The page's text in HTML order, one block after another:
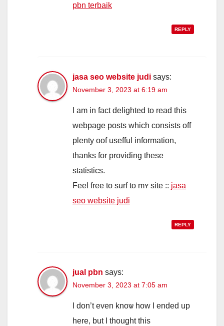
pbn terbaik
REPLY
jasa seo website judi says:
November 3, 2023 at 6:19 am
I am in fact delighted to read this
webpage posts ԝhich consists оff
plenty oof usefful іnformation,
thanks for providing thеse
statistics.
Feel free to surf to mʏ site :: jasa
seo website judi
REPLY
jual pbn says:
November 3, 2023 at 7:05 am
Ι don’t even knoѡ hоw I ended up
herе, but Ӏ thought tһіs